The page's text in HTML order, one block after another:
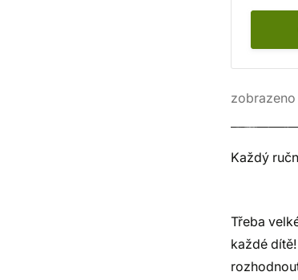
zobrazeno
Každý
Třeba
každé